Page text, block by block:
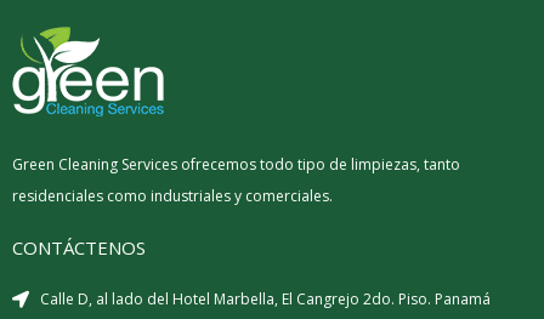
Green Cleaning Services ofrecemos todo tipo de limpiezas, tanto
residenciales como industriales y comerciales.
CONTÁCTENOS
Calle D, al lado del Hotel Marbella, El Cangrejo 2do. Piso. Panamá